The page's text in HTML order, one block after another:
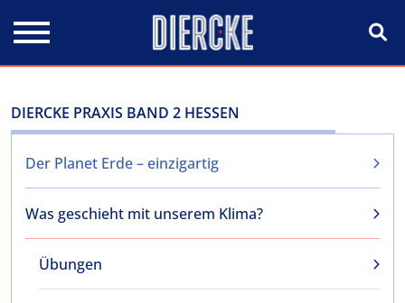
DIERCKE PRAXIS BAND 2 HESSEN
Der Planet Erde – einzigartig
Was geschieht mit unserem Klima?
Übungen